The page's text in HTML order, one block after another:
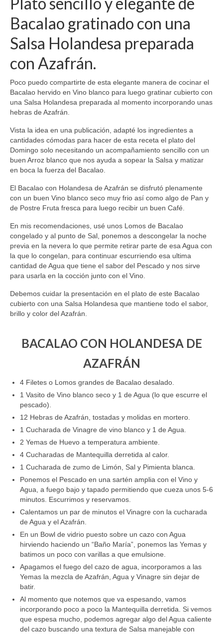
Bacalao gratinado con una
Salsa Holandesa preparada
con Azafrán.
Poco puedo compartirte de esta elegante manera de cocinar el
Bacalao hervido en Vino blanco para luego gratinar cubierto con
una Salsa Holandesa preparada al momento incorporando unas
hebras de Azafrán.
Vista la idea en una publicación, adapté los ingredientes a
cantidades cómodas para hacer de esta receta el plato del
Domingo solo necesitando un acompañamiento sencillo con un
buen Arroz blanco que nos ayuda a sopear la Salsa y matizar
en boca la fuerza del Bacalao.
El Bacalao con Holandesa de Azafrán se disfrutó plenamente
con un buen Vino blanco seco muy frio así como algo de Pan y
de Postre Fruta fresca para luego recibir un buen Café.
En mis recomendaciones, usé unos Lomos de Bacalao
congelado y al punto de Sal, ponemos a descongelar la noche
previa en la nevera lo que permite retirar parte de esa Agua con
la que lo congelan, para continuar escurriendo esa ultima
cantidad de Agua que tiene el sabor del Pescado y nos sirve
para usarla en la cocción junto con el Vino.
Debemos cuidar la presentación en el plato de este Bacalao
cubierto con una Salsa Holandesa que mantiene todo el sabor,
brillo y color del Azafrán.
BACALAO CON HOLANDESA DE
AZAFRÁN
4 Filetes o Lomos grandes de Bacalao desalado.
1 Vasito de Vino blanco seco y 1 de Agua (lo que escurre el
pescado).
12 Hebras de Azafrán, tostadas y molidas en mortero.
1 Cucharada de Vinagre de vino blanco y 1 de Agua.
2 Yemas de Huevo a temperatura ambiente.
4 Cucharadas de Mantequilla derretida al calor.
1 Cucharada de zumo de Limón, Sal y Pimienta blanca.
Ponemos el Pescado en una sartén amplia con el Vino y
Agua, a fuego bajo y tapado permitiendo que cueza unos 5-6
minutos. Escurrimos y reservamos.
Calentamos un par de minutos el Vinagre con la cucharada
de Agua y el Azafrán.
En un Bowl de vidrio puesto sobre un cazo con Agua
hirviendo haciendo un “Baño María”, ponemos las Yemas y
batimos un poco con varillas a que emulsione.
Apagamos el fuego del cazo de agua, incorporamos a las
Yemas la mezcla de Azafrán, Agua y Vinagre sin dejar de
batir.
Al momento que notemos que va espesando, vamos
incorporando poco a poco la Mantequilla derretida. Si vemos
que espesa mucho, podemos agregar algo del Agua caliente
del cazo buscando una textura de Salsa manejable con